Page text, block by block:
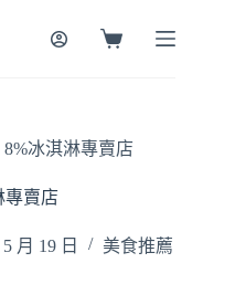
購
8%冰淇淋專賣店
專賣店
月 19 日 美食推薦